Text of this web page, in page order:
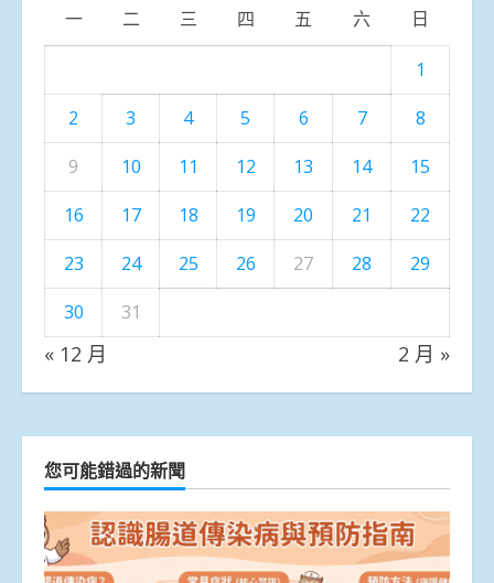
一 二 三 四 五 六 日
1
2
3 4 5 6 7
8
9
10 11 12 13 14
15
16
17 18 19 20 21
22
23
24 25 26 27 28
29
30
31
« 12 月 2 月 »
您可能錯過的新聞